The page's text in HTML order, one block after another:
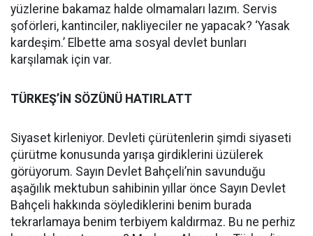
yüzlerine bakamaz halde olmamaları lazım. Servis
şoförleri, kantinciler, nakliyeciler ne yapacak? ‘Yasak
kardeşim.’ Elbette ama sosyal devlet bunları
karşılamak için var.
TÜRKEŞ’İN SÖZÜNÜ HATIRLATT
Siyaset kirleniyor. Devleti çürütenlerin şimdi siyaseti
çürütme konusunda yarışa girdiklerini üzülerek
görüyorum. Sayın Devlet Bahçeli’nin savunduğu
aşağılık mektubun sahibinin yıllar önce Sayın Devlet
Bahçeli hakkında söylediklerini benim burada
tekrarlamaya benim terbiyem kaldırmaz. Bu ne perhiz